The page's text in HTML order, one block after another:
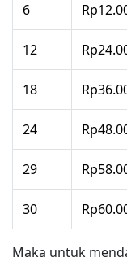
6
12
18
24
29
30
Maka untuk